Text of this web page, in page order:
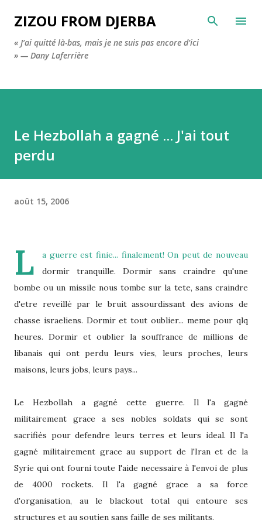
Accéder au contenu principal
ZIZOU FROM DJERBA
« J’ai quitté là-bas, mais je ne suis pas encore d’ici
» — Dany Laferrière
Le Hezbollah a gagné ... J'ai tout
perdu
août 15, 2006
L
a guerre est finie... finalement! On peut de nouveau
dormir tranquille. Dormir sans craindre qu'une
bombe ou un missile nous tombe sur la tete, sans craindre
d'etre reveillé par le bruit assourdissant des avions de
chasse israeliens. Dormir et tout oublier... meme pour qlq
heures. Dormir et oublier la souffrance de millions de
libanais qui ont perdu leurs vies, leurs proches, leurs
maisons, leurs jobs, leurs pays...
Le Hezbollah a gagné cette guerre. Il l'a gagné
militairement grace a ses nobles soldats qui se sont
sacrifiés pour defendre leurs terres et leurs ideal. Il l'a
gagné militairement grace au support de l'Iran et de la
Syrie qui ont fourni toute l'aide necessaire à l'envoi de plus
de 4000 rockets. Il l'a gagné grace a sa force
d'organisation, au le blackout total qui entoure ses
structures et au soutien sans faille de ses militants.